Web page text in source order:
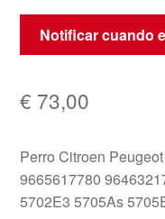
Notificar cuando
€ 73,00
Perro Citroen Peugeot
9665617780
5702E3 5705As